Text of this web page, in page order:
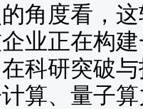
度看，这
业正在构
科研突破
算、量子